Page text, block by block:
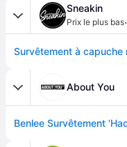
Sneakin
Prix le plus bas·
About You